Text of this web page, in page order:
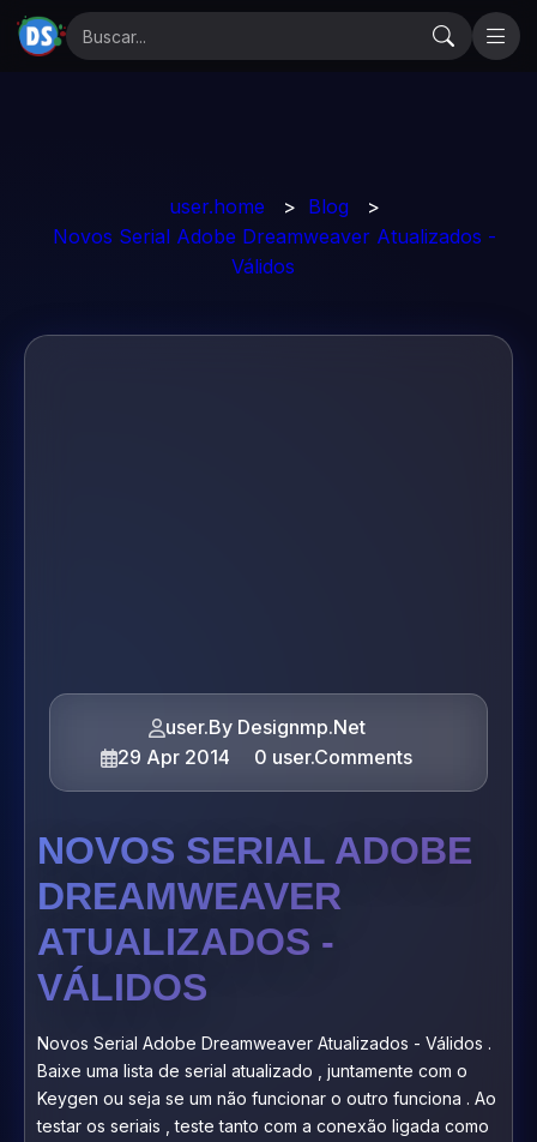
user.home > Blog
>
Novos Serial Adobe Dreamweaver Atualizados -
Válidos
user.By Designmp.Net
29 Apr 2014
0 user.Comments
NOVOS SERIAL ADOBE
DREAMWEAVER
ATUALIZADOS -
VÁLIDOS
Novos Serial Adobe Dreamweaver Atualizados - Válidos .
Baixe uma lista de serial atualizado , juntamente com o
Keygen ou seja se um não funcionar o outro funciona . Ao
testar os seriais , teste tanto com a conexão ligada como